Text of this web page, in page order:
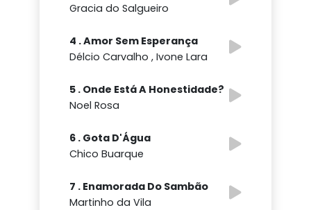
Gracia do Salgueiro
4 . Amor Sem Esperança
Délcio Carvalho , Ivone Lara
5 . Onde Está A Honestidade?
Noel Rosa
6 . Gota D'Água
Chico Buarque
7 . Enamorada Do Sambão
Martinho da Vila